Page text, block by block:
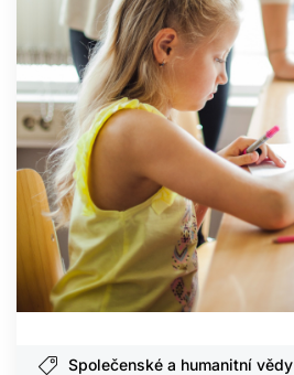
Společenské a humanitní vědy